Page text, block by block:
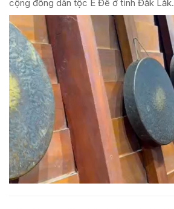
cộng đồng dân tộc Ê Đê ở tỉnh Đắk Lắk.